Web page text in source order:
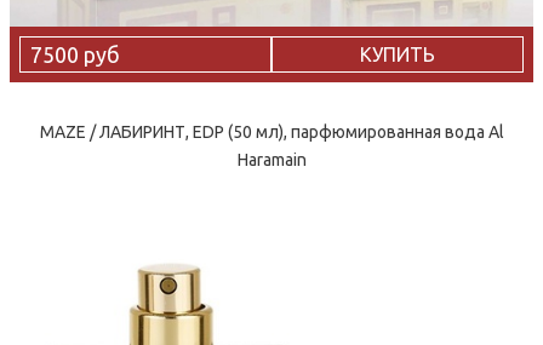
7500 руб КУПИТЬ
MAZE / ЛАБИРИНТ, EDP (50 мл), парфюмированная вода Al
Haramain